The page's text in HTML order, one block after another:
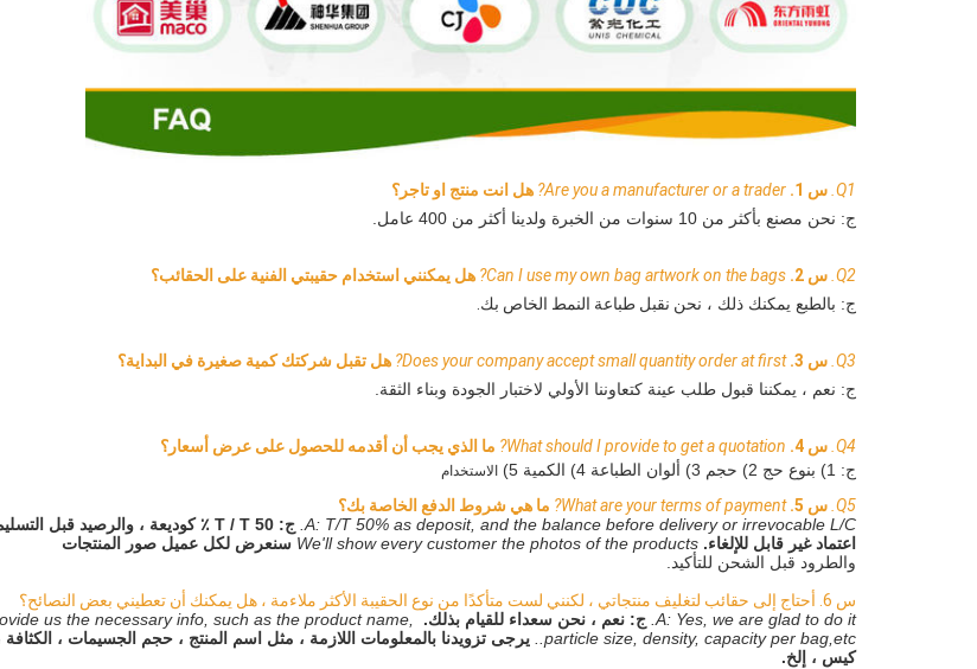
Q1. س 1. Are you a manufacturer or a trader? هل انت منتج او تاجر؟
ج: نحن مصنع بأكثر من 10 سنوات من الخبرة ولدينا أكثر من 400 عامل.
Q2. س 2. Can I use my own bag artwork on the bags? هل يمكنني استخدام حقيبتي الفنية على الحقائب؟
ج: بالطبع يمكنك ذلك ، نحن نقبل طباعة النمط الخاص بك.
Q3. س 3. Does your company accept small quantity order at first? هل تقبل شركتك كمية صغيرة في البداية؟
ج: نعم ، يمكننا قبول طلب عينة كتعاوننا الأولي لاختبار الجودة وبناء الثقة.
Q4. س 4. What should I provide to get a quotation?
ما الذي يجب أن أقدمه للحصول على عرض أسعار؟
ج: 1) ب
نوع حج 2) حجم 3) ألوان الطباعة 4) الكمية 5) الاستخدام
Q5. س 5. What are your terms of payment?
ما هي شروط الدفع الخاصة بك؟
A: T/T 50% as deposit, and the balance before delivery or irrevocable L/C.
اعتماد غير قابل للإلغاء. We'll show every customer the photos of the products سنعرض لكل عميل صور المنتجات
والطرود قبل الشحن للتأكيد.
س 6.
أحتاج إلى حقائب لتغليف منتجاتي ، لكنني لست متأكدًا من نوع الحقيبة الأكثر ملاءمة ، هل يمكنك أن تعطيني بعض النصائح؟
A: Yes, we are glad to do it. ج: نعم ، نحن سعداء للقيام بذلك.
us the necessary info, such as the product name,
particle size, density, capacity per bag,etc..
كيس ، إلخ.